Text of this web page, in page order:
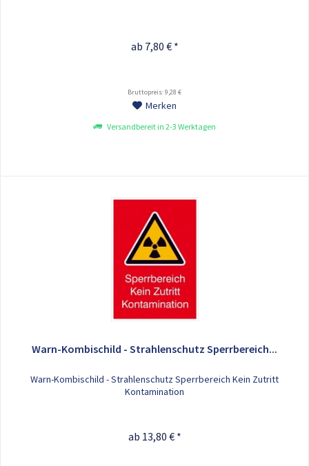
ab 7,80 € *
Bruttopreis: 9,28 €
Merken
Versandbereit in 2-3 Werktagen
Warn-Kombischild - Strahlenschutz Sperrbereich...
Warn-Kombischild - Strahlenschutz Sperrbereich Kein Zutritt
Kontamination
ab 13,80 € *